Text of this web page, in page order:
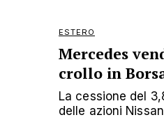
ESTERO
Mercedes
crollo in
La cessione del
delle azioni